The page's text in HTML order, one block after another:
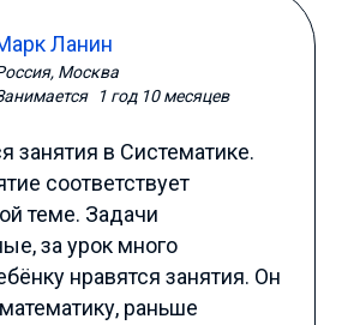
Ланин
Москва
1 год 10 месяцев
занятия в Систематике.
соответствует
теме. Задачи
за урок много
нравятся занятия. Он
раньше